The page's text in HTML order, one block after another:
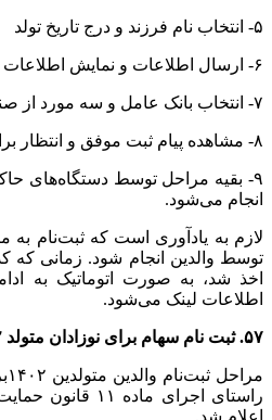
۵- انتخاب نام فرزند و درج تاریخ تولد
۶- ارسال اطلاعات و نمایش اطلاعات فرزند
۷- انتخاب بانک عامل و سه مورد از صندوق‌های سهام
۸- مشاهده پیام ثبت موفق و انتظار برای تأیید
۹- بقیه مراحل توسط دستگاه‌های
انجام می‌شود.
لازم به یادآوری است که ثبت‌نام به
توسط والدین انجام شود. زمانی که
اخذ شد، به صورت اتوماتیک به
اطلاعات لینک می‌شود.
۵۷. ثبت نام سهام برای نوزادان متولد ۱۴۰۲ چگونه است؟
راستای اجرای